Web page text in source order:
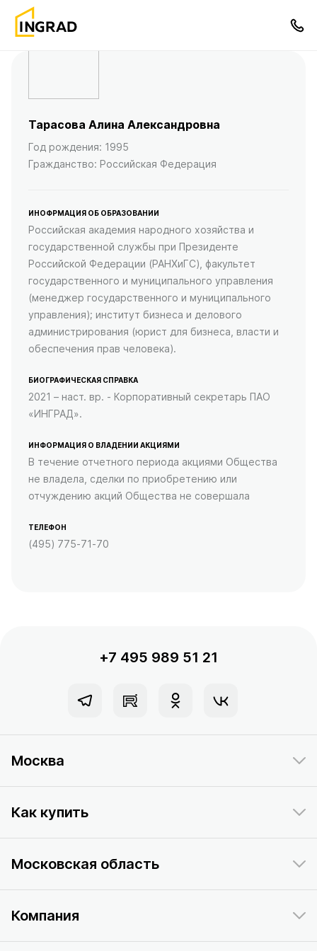
Тарасова Алина Александровна
Год рождения: 1995
Гражданство: Российская Федерация
ИНОФРМАЦИЯ ОБ ОБРАЗОВАНИИ
Российская академия народного хозяйства и
государственной службы при Президенте
Российской Федерации (РАНХиГС), факультет
государственного и муниципального управления
(менеджер государственного и муниципального
управления); институт бизнеса и делового
администрирования (юрист для бизнеса, власти и
обеспечения прав человека).
БИОГРАФИЧЕСКАЯ СПРАВКА
2021 – наст. вр. - Корпоративный секретарь ПАО
«ИНГРАД».
ИНФОРМАЦИЯ О ВЛАДЕНИИ АКЦИЯМИ
В течение отчетного периода акциями Общества
не владела, сделки по приобретению или
отчуждению акций Общества не совершала
ТЕЛЕФОН
(495) 775-71-70
+7 495 989 51 21
Москва
Как купить
Московская область
Компания